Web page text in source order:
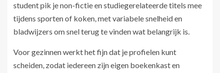
student pik je non-fictie en studiegerelateerde titels mee
tijdens sporten of koken, met variabele snelheid en
bladwijzers om snel terug te vinden wat belangrijk is.
Voor gezinnen werkt het fijn dat je profielen kunt
scheiden, zodat iedereen zijn eigen boekenkast en